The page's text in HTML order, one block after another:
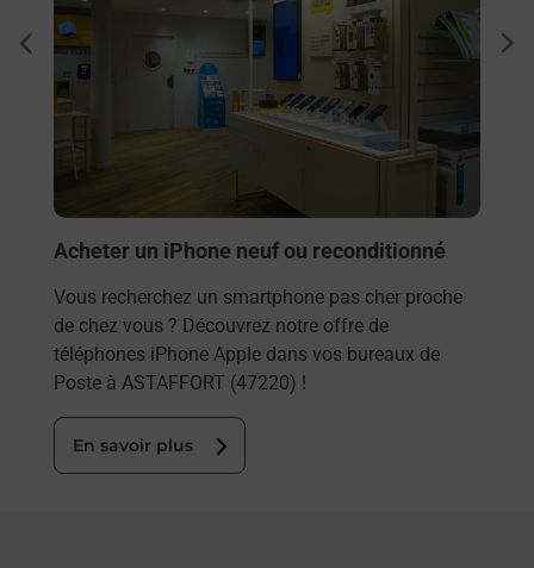
Acheter un iPhone neuf ou reconditionné
Vous recherchez un smartphone pas cher proche
de chez vous ? Découvrez notre offre de
téléphones iPhone Apple dans vos bureaux de
Poste à ASTAFFORT (47220) !
En savoir plus